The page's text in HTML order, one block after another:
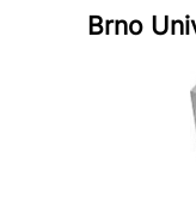
Brno